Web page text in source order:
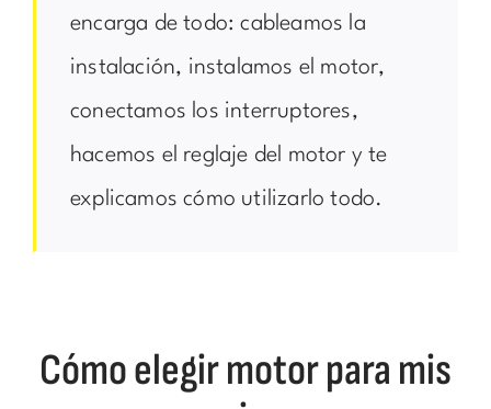
encarga de todo: cableamos la
instalación, instalamos el motor,
conectamos los interruptores,
hacemos el reglaje del motor y te
explicamos cómo utilizarlo todo.
Cómo elegir motor para mis